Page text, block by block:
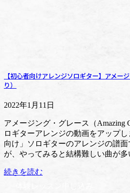
【初心者向けアレンジソロギター】アメー
り）
2022年1月11日
アメージング・グレース（Amazing
ロギターアレンジの動画をアップ
向け」ソロギターのアレンジの譜
が、やってみると結構難しい曲が
続きを読む